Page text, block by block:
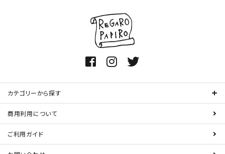
カテゴリーから探す
商用利用について
ご利用ガイド